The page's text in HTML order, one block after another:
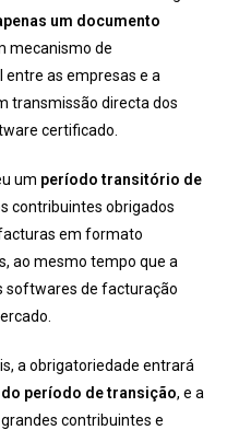
um documento
mecanismo de
as empresas e a
transmissão directa dos
certificado.
um período transitório de
contribuintes obrigados
em formato
ao mesmo tempo que a
softwares de facturação
a obrigatoriedade entrará
período de transição, e a
contribuintes e